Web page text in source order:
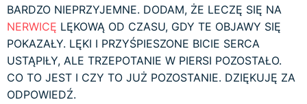
BARDZO NIEPRZYJEMNE. DODAM, ŻE LECZĘ SIĘ NA
NERWICĘ LĘKOWĄ OD CZASU, GDY TE OBJAWY SIĘ
POKAZAŁY. LĘKI I PRZYŚPIESZONE BICIE SERCA
USTĄPIŁY, ALE TRZEPOTANIE W PIERSI POZOSTAŁO.
CO TO JEST I CZY TO JUŻ POZOSTANIE. DZIĘKUJĘ ZA
ODPOWIEDŹ.